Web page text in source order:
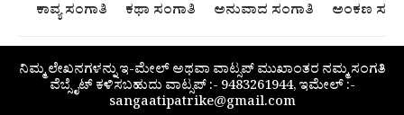
ಕಾವ್ಯ ಸಂಗಾತಿ ಕಥಾ ಸಂಗಾತಿ ಅನುವಾದ ಸಂಗಾತಿ ಅಂಕಣ
ನಿಮ್ಮ ಲೇಖನಗಳನ್ನು ಇ-ಮೇಲ್ ಅಥವಾ ವಾಟ್ಸಪ್ ಮುಖಾಂತರ ನಮ್ಮ ಸಂಗತಿ
ವೆಬ್ಸೈಟ್ ಕಳಿಸಬಹುದು ವಾಟ್ಸಪ್‌ :- 9483261944, ಇಮೇಲ್ :-
sangaatipatrike@gmail.com